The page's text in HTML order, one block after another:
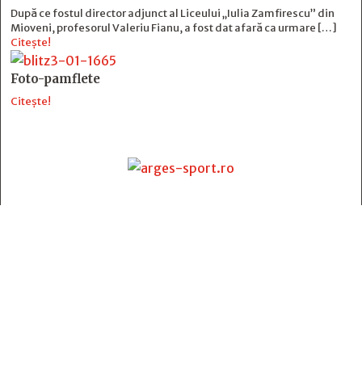
După ce fostul director adjunct al Liceului „Iulia Zamfirescu” din
Mioveni, profesorul Valeriu Fianu, a fost dat afară ca urmare […]
Citește!
Foto-pamflete
Citește!